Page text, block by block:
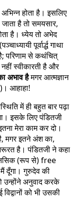
होता है। इसलिए
है तो समयसार,
है। ध्येय तो अभेद
पूर्वार्द्ध गाथा
परिणाम से कथंचित्
स्वीकारती है और
अभाव हैमगर आत्मज्ञान
आहाहा!
में ही बहुत बार पढ़ा
इसके लिए पंडितजी
मेरा काम कर दो।
मगर इतने अंश का,
है। पंडितजी ने कहा
(रूप से) free
दूँगा। गुरुदेव की
उन्होंने अनुवाद करके
को भी उसकी